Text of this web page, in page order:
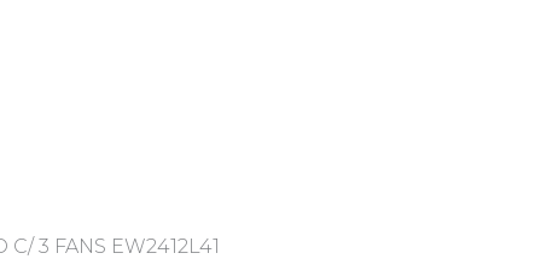
3 FANS EW2412L41